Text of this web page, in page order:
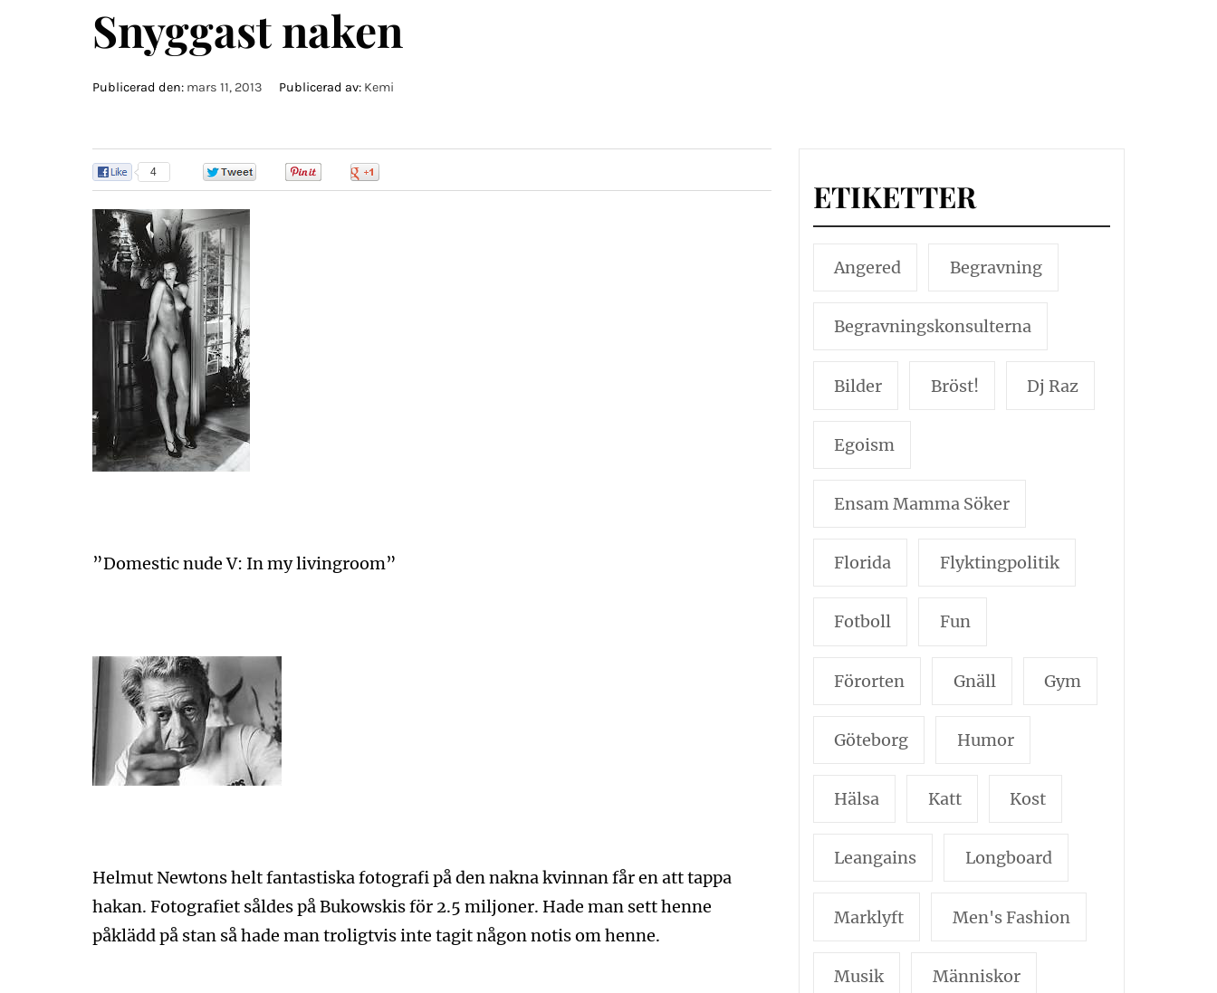
Snyggast naken
Publicerad den: mars 11, 2013 Publicerad av: Kemi
4
”Domestic nude V: In my livingroom”
Helmut Newtons helt fantastiska fotografi på den nakna kvinnan får en att tappa
hakan. Fotografiet såldes på Bukowskis för 2.5 miljoner. Hade man sett henne
påklädd på stan så hade man troligtvis inte tagit någon notis om henne.
ETIKETTER
Angered Begravning
Begravningskonsulterna
Bilder Bröst! Dj Raz
Egoism
Ensam Mamma Söker
Florida Flyktingpolitik
Fotboll Fun
Förorten Gnäll Gym
Göteborg Humor
Hälsa Katt Kost
Leangains Longboard
Marklyft Men's Fashion
Musik Människor